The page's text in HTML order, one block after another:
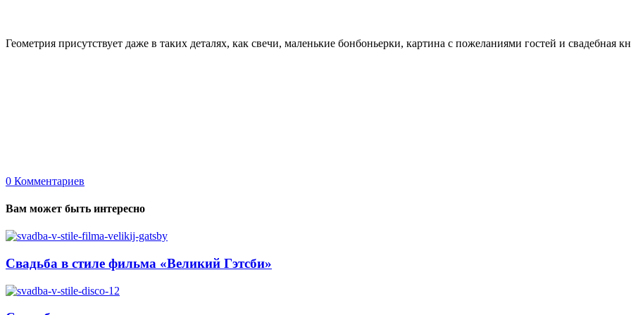
Геометрия присутствует даже в таких деталях, как свечи, маленькие бонбоньерки, картина с пожеланиями гостей и свадебная
0 Комментариев
Вам может быть интересно
Свадьба в стиле фильма «Великий Гэтсби»